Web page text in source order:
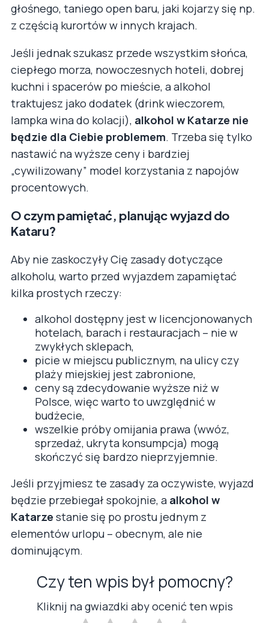
głośnego, taniego open baru, jaki kojarzy się np.
z częścią kurortów w innych krajach.
Jeśli jednak szukasz przede wszystkim słońca,
ciepłego morza, nowoczesnych hoteli, dobrej
kuchni i spacerów po mieście, a alkohol
traktujesz jako dodatek (drink wieczorem,
lampka wina do kolacji), alkohol w Katarze nie
będzie dla Ciebie problemem. Trzeba się tylko
nastawić na wyższe ceny i bardziej
„cywilizowany” model korzystania z napojów
procentowych.
O czym pamiętać, planując wyjazd do
Kataru?
Aby nie zaskoczyły Cię zasady dotyczące
alkoholu, warto przed wyjazdem zapamiętać
kilka prostych rzeczy:
alkohol dostępny jest w licencjonowanych
hotelach, barach i restauracjach – nie w
zwykłych sklepach,
picie w miejscu publicznym, na ulicy czy
plaży miejskiej jest zabronione,
ceny są zdecydowanie wyższe niż w
Polsce, więc warto to uwzględnić w
budżecie,
wszelkie próby omijania prawa (wwóz,
sprzedaż, ukryta konsumpcja) mogą
skończyć się bardzo nieprzyjemnie.
Jeśli przyjmiesz te zasady za oczywiste, wyjazd
będzie przebiegał spokojnie, a alkohol w
Katarze stanie się po prostu jednym z
elementów urlopu – obecnym, ale nie
dominującym.
Czy ten wpis był pomocny?
Kliknij na gwiazdki aby ocenić ten wpis